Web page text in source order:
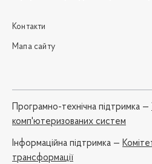
Контакти
Мапа сайту
Програмно-технічна підтримка —
комп'ютеризованих систем
Iнформаційна підтримка —
трансформації